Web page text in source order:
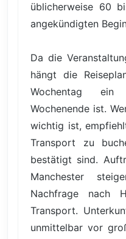
üblicherweise 60
angekündigten
Da die
hängt die
Wochentag
Wochenende ist.
wichtig ist,
Transport zu
bestätigt sind.
Manchester
Nachfrage nach
Transport.
unmittelbar vor